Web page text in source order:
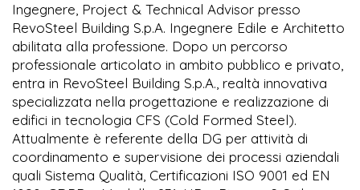
Ingegnere, Project & Technical Advisor presso
RevoSteel Building S.p.A. Ingegnere Edile e Architetto
abilitata alla professione. Dopo un percorso
professionale articolato in ambito pubblico e privato,
entra in RevoSteel Building S.p.A., realtà innovativa
specializzata nella progettazione e realizzazione di
edifici in tecnologia CFS (Cold Formed Steel).
Attualmente è referente della DG per attività di
coordinamento e supervisione dei processi aziendali
quali Sistema Qualità, Certificazioni ISO 9001 ed EN